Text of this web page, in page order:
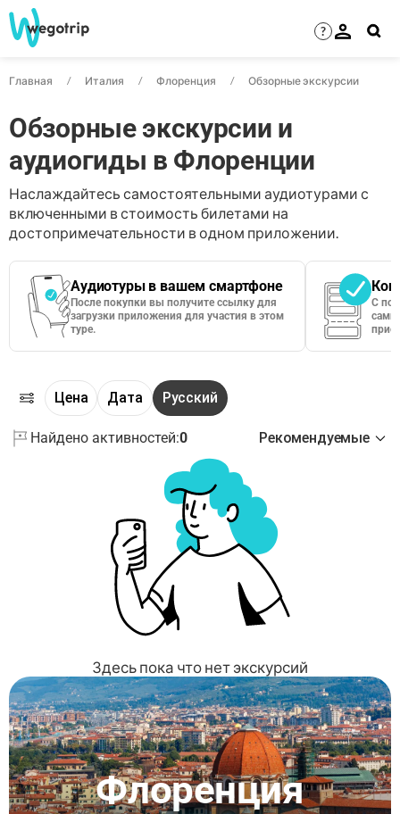
?
Главная Италия Флоренция Обзорные экскурсии
Обзорные экскурсии и
аудиогиды в Флоренции
Наслаждайтесь самостоятельными аудиотурами с
включенными в стоимость билетами на
достопримечательности в одном приложении.
Аудиотуры в вашем смартфоне
После покупки вы получите ссылку для
загрузки приложения для участия в этом
туре.
С
сами
Цена Дата Русский
Найдено активностей:0 Рекомендуемые
Здесь пока что нет экскурсий
Флоренция